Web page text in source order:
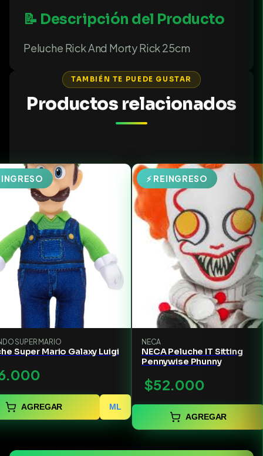
📝 Descripción del Producto
Peluche Rick And Morty Rick 25cm
TAMBIÉN TE PUEDE GUSTAR
Productos relacionados
SUPER MARIO
Super Mario Galaxy Luigi
AGREGAR ML
⚡ REINGRESO
NECA
NECA Peluche IT Sitting
Pennywise Phunny
$52.000
AGREGAR